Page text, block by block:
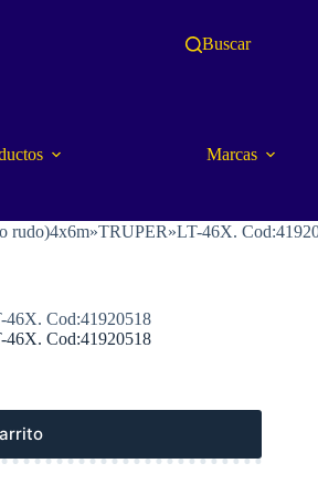
Buscar
Marcas
rudo)4x6m»TRUPER»LT-46X.
Cod:41920518
Cod:41920518